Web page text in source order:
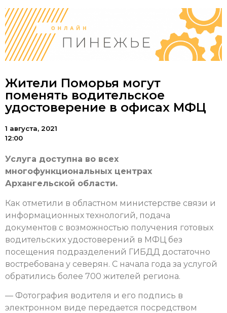
Жители Поморья могут
поменять водительское
удостоверение в офисах МФЦ
1 августа, 2021
12:00
Услуга доступна во всех
многофункциональных центрах
Архангельской области.
Как отметили в областном министерстве связи и
информационных технологий, подача
документов с возможностью получения готовых
водительских удостоверений в МФЦ без
посещения подразделений ГИБДД достаточно
востребована у северян. С начала года за услугой
обратились более 700 жителей региона.
— Фотография водителя и его подпись в
электронном виде передается посредством